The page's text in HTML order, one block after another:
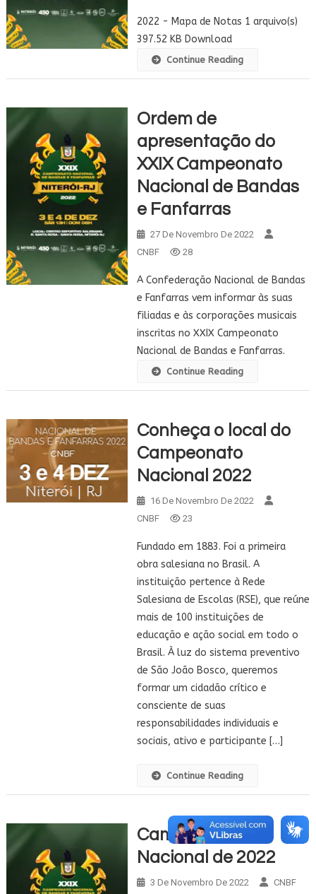
2022 - Mapa de Notas 1 arquivo(s)
397.52 KB Download
Continue Reading
Ordem de
apresentação do
XXIX Campeonato
Nacional de Bandas
e Fanfarras
27 De Novembro De 2022
CNBF
28
A Confederação Nacional de Bandas
e Fanfarras vem informar às suas
filiadas e às corporações musicais
inscritas no XXIX Campeonato
Nacional de Bandas e Fanfarras.
Continue Reading
Conheça o local do
Campeonato
Nacional 2022
16 De Novembro De 2022
CNBF
23
Fundado em 1883. Foi a primeira
obra salesiana no Brasil. A
instituição pertence à Rede
Salesiana de Escolas (RSE), que reúne
mais de 100 instituições de
educação e ação social em todo o
Brasil. À luz do sistema preventivo
de São João Bosco, queremos
formar um cidadão crítico e
consciente de suas
responsabilidades individuais e
sociais, ativo e participante […]
Continue Reading
Campeonato
Nacional de 2022
3 De Novembro De 2022
CNBF